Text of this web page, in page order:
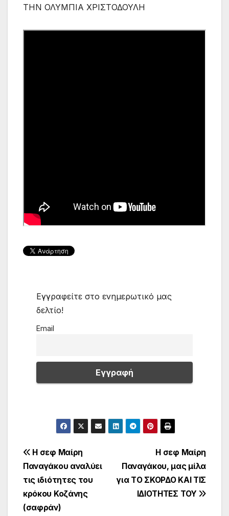
ΤΗΝ ΟΛΥΜΠΙΑ ΧΡΙΣΤΟΔΟΥΛΗ
Εγγραφείτε στο ενημερωτικό μας
δελτίο!
Email
Πλοήγηση
άρθρων
Η σεφ Μαίρη
Παναγάκου, μας μίλα
για ΤΟ ΣΚΟΡΔΟ ΚΑΙ ΤΙΣ
ΙΔΙΟΤΗΤΕΣ ΤΟΥ
Η σεφ Μαίρη
Παναγάκου αναλύει
τις ιδιότητες του
κρόκου Κοζάνης
(σαφράν)